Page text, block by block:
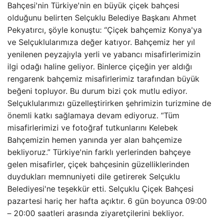
Bahçesi'nin Türkiye'nin en büyük çiçek bahçesi
olduğunu belirten Selçuklu Belediye Başkanı Ahmet
Pekyatırcı, şöyle konuştu: “Çiçek bahçemiz Konya'ya
ve Selçuklularımıza değer katıyor. Bahçemiz her yıl
yenilenen peyzajıyla yerli ve yabancı misafirlerimizin
ilgi odağı haline geliyor. Binlerce çiçeğin yer aldığı
rengarenk bahçemiz misafirlerimiz tarafından büyük
beğeni topluyor. Bu durum bizi çok mutlu ediyor.
Selçuklularımızı güzelleştirirken şehrimizin turizmine de
önemli katkı sağlamaya devam ediyoruz. “Tüm
misafirlerimizi ve fotoğraf tutkunlarını Kelebek
Bahçemizin hemen yanında yer alan bahçemize
bekliyoruz.” Türkiye'nin farklı yerlerinden bahçeye
gelen misafirler, çiçek bahçesinin güzelliklerinden
duydukları memnuniyeti dile getirerek Selçuklu
Belediyesi'ne teşekkür etti. Selçuklu Çiçek Bahçesi
pazartesi hariç her hafta açıktır. 6 gün boyunca 09:00
– 20:00 saatleri arasında ziyaretçilerini bekliyor.